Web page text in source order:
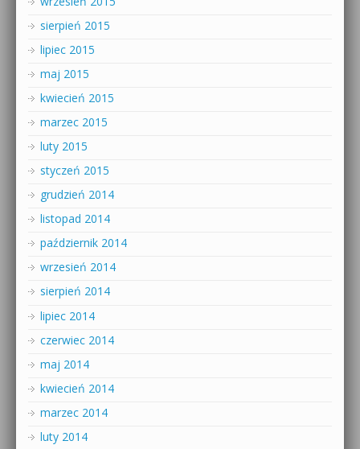
sierpień 2015
lipiec 2015
maj 2015
kwiecień 2015
marzec 2015
luty 2015
styczeń 2015
grudzień 2014
listopad 2014
październik 2014
wrzesień 2014
sierpień 2014
lipiec 2014
czerwiec 2014
maj 2014
kwiecień 2014
marzec 2014
luty 2014